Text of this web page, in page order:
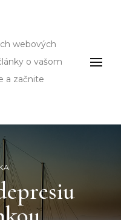
webových
o vašom
a začnite